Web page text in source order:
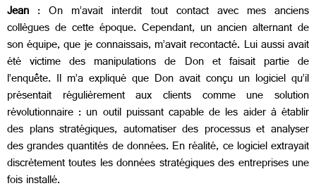
Jean : On m’avait interdit tout contact avec mes anciens
collègues de cette époque. Cependant, un ancien alternant de
son équipe, que je connaissais, m’avait recontacté. Lui aussi avait
été victime des manipulations de Don et faisait partie de
l’enquête. Il m’a expliqué que Don avait conçu un logiciel qu’il
présentait régulièrement aux clients comme une solution
révolutionnaire : un outil puissant capable de les aider à établir
des plans stratégiques, automatiser des processus et analyser
des grandes quantités de données. En réalité, ce logiciel extrayait
discrètement toutes les données stratégiques des entreprises une
fois installé.